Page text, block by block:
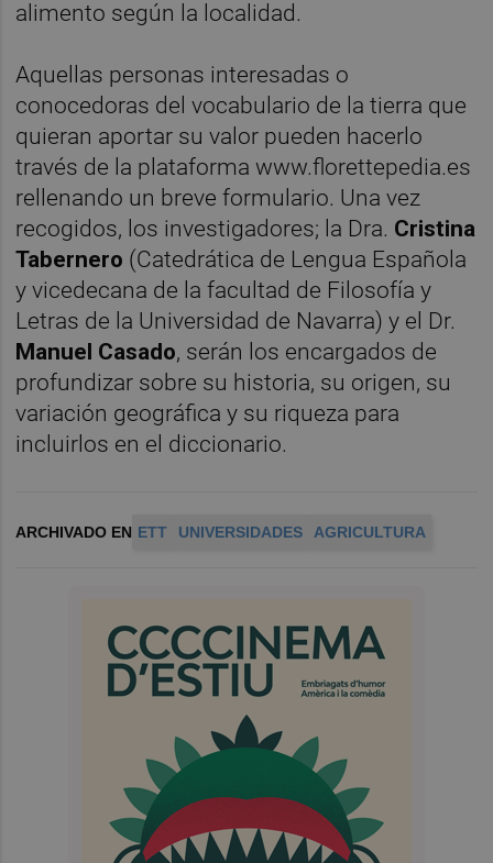
alimento según la localidad.
Aquellas personas interesadas o
conocedoras del vocabulario de la tierra que
quieran aportar su valor pueden hacerlo
través de la plataforma www.florettepedia.es
rellenando un breve formulario. Una vez
recogidos, los investigadores; la Dra. Cristina
Tabernero (Catedrática de Lengua Española
y vicedecana de la facultad de Filosofía y
Letras de la Universidad de Navarra) y el Dr.
Manuel Casado, serán los encargados de
profundizar sobre su historia, su origen, su
variación geográfica y su riqueza para
incluirlos en el diccionario.
ARCHIVADO EN ETT UNIVERSIDADES AGRICULTURA